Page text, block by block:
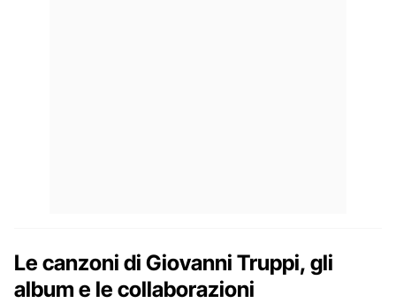
Le canzoni di Giovanni Truppi, gli
album e le collaborazioni